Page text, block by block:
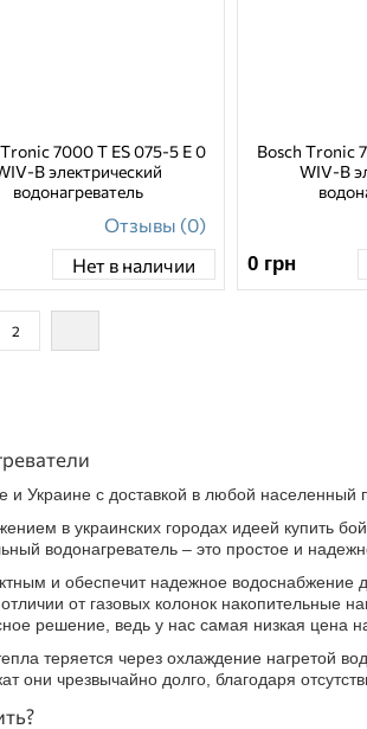
7000 T ES 075-5 E 0
B электрический
водонагреватель
Отзывы (0)
Нет в наличии
Bosch Tronic
WIV-B
0 грн
2
и Украине с доставкой в любой
в украинских городах идеей купить
водонагреватель – это простое и
и обеспечит надежное
от газовых колонок
решение, ведь у нас самая низкая цена
теряется через охлаждение
они чрезвычайно долго, благодаря